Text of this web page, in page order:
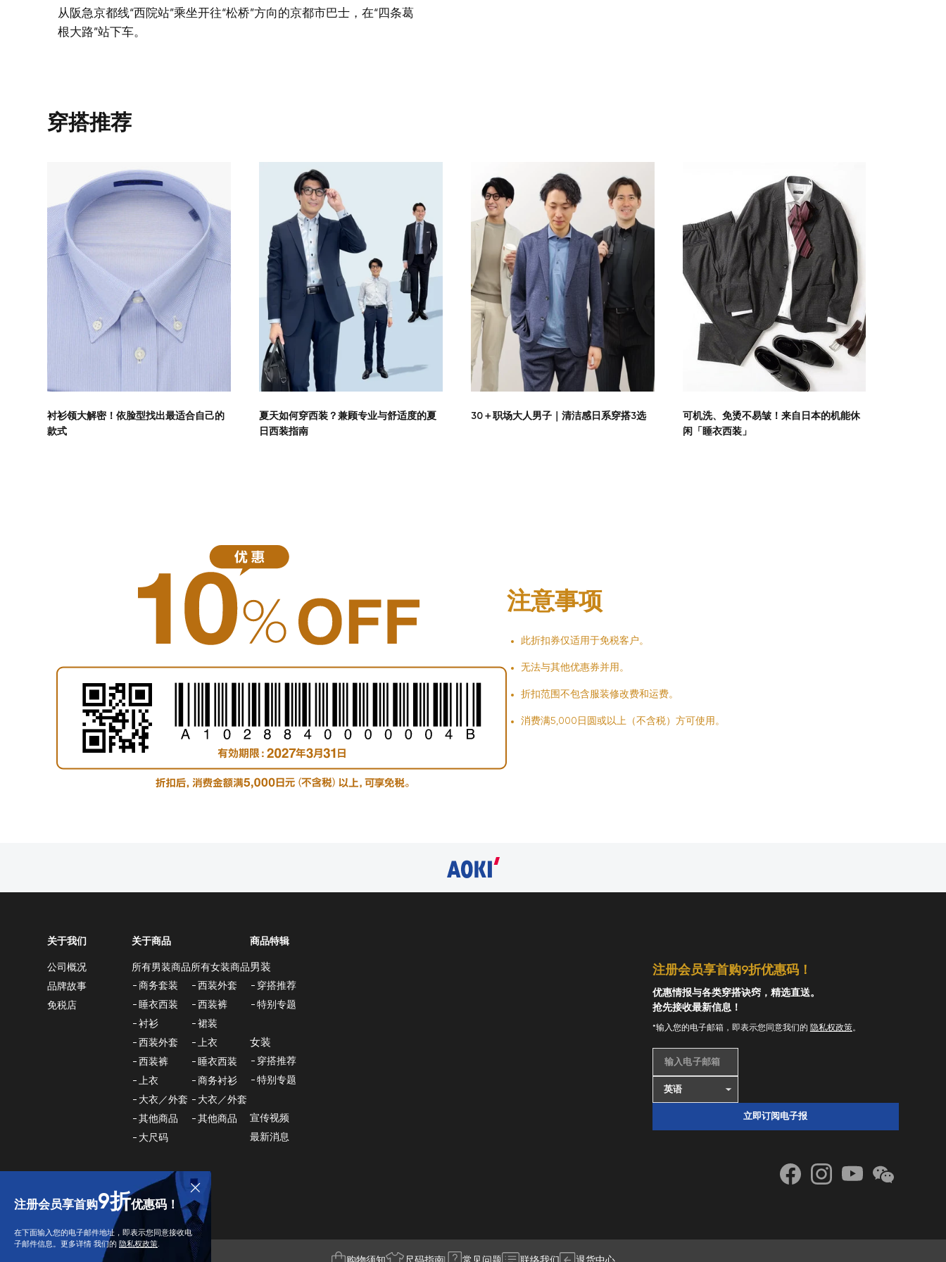
注册会员享首购9折优惠码！
在下面输入您的电子邮件地址，即表示您同意接收电
子邮件信息。更多详情 我们的 隐私权政策
从阪急京都线“西院站”乘坐开往“松桥”方向的京都市巴士，在“四条葛
根大路”站下车。
穿搭推荐
衬衫领大解密！依脸型找出最适合自己的
款式
夏天如何穿西装？兼顾专业与舒适度的夏
日西装指南
30＋职场大人男子｜清洁感日系穿搭3选
可机洗、免烫不易皱！来自日本的机能休
闲「睡衣西装」
注意事项
此折扣券仅适用于免税客户。
无法与其他优惠券并用。
折扣范围不包含服装修改费和运费。
消费满5,000日圆或以上（不含税）方可使用。
关于我们
公司概况
品牌故事
免税店
关于商品
所有男装商品
商务套装
睡衣西装
衬衫
西装外套
西装裤
上衣
大衣／外套
其他商品
大尺码
所有女装商品
西装外套
西装裤
裙装
上衣
睡衣西装
商务衬衫
大衣／外套
其他商品
商品特辑
男装
穿搭推荐
特别专题
女装
穿搭推荐
特别专题
宣传视频
最新消息
注册会员享首购9折优惠码！
优惠情报与各类穿搭诀窍，精选直送。
抢先接收最新信息！
*输入您的电子邮箱，即表示您同意我们的 隐私权政策。
输入电子邮箱
立即订阅电子报
您的购物车目前是空的。
开始购物